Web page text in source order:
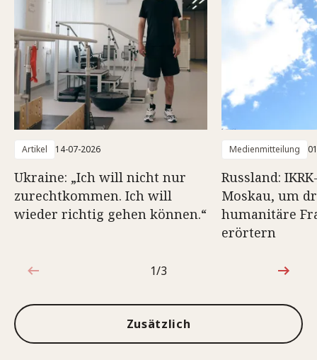
Artikel 14-07-2026
Ukraine: „Ich will nicht nur
zurechtkommen. Ich will
wieder richtig gehen können.“
Medienmitteilung
Russland:
Moskau, um
humanitäre
erörtern
1von3
1/3
Zusätzlich